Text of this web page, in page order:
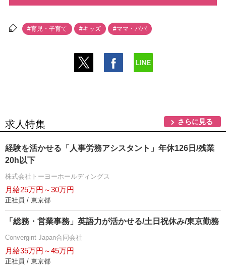
#育児・子育て #キッズ #ママ・パパ
求人特集 さらに見る
経験を活かせる「人事労務アシスタント」年休126日/残業
20h以下
株式会社トーヨーホールディングス
月給25万円～30万円
正社員 / 東京都
「総務・営業事務」英語力が活かせる/土日祝休み/東京勤務
Convergint Japan合同会社
月給35万円～45万円
正社員 / 東京都